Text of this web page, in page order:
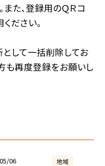
た、登録用のＱＲコ
ださい。
して一括削除してお
も再度登録をお願いし
06 地域